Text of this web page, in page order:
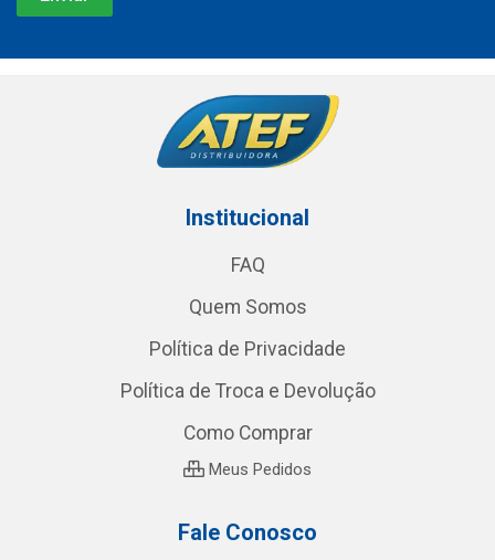
Institucional
FAQ
Quem Somos
Política de Privacidade
Política de Troca e Devolução
Como Comprar
Meus Pedidos
Fale Conosco